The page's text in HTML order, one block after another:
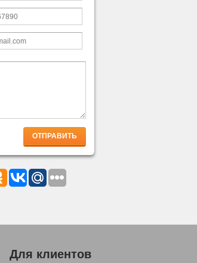
Для клиентов